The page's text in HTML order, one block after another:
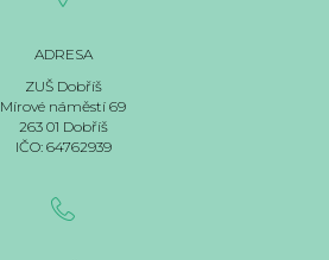
ADRESA
ZUŠ Dobříš
Mírové náměstí 69
263 01 Dobříš
IČO: 64762939